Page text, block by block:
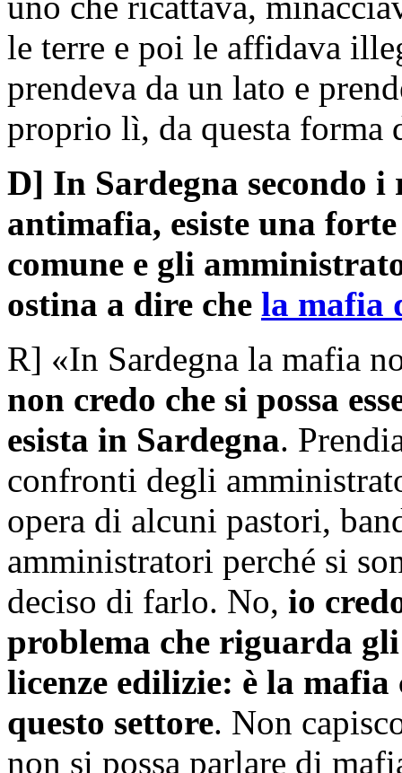
le terre e poi le affidava
prendeva da un lato e
proprio lì, da questa forma
D] In Sardegna secondo
antimafia, esiste una
comune e gli
ostina a dire che la mafia
R] «In Sardegna la mafia
non credo che si possa
esista in Sardegna.
confronti degli
opera di alcuni pastori,
amministratori perché si
deciso di farlo. No, io
problema che riguarda
licenze edilizie: è la
questo settore. Non
non si possa parlare di